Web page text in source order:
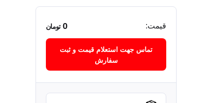
قیمت: 0 تومان
تماس جهت استعلام قیمت و ثبت
سفارش